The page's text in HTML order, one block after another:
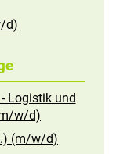
d)
Logistik und
w/d)
(m/w/d)